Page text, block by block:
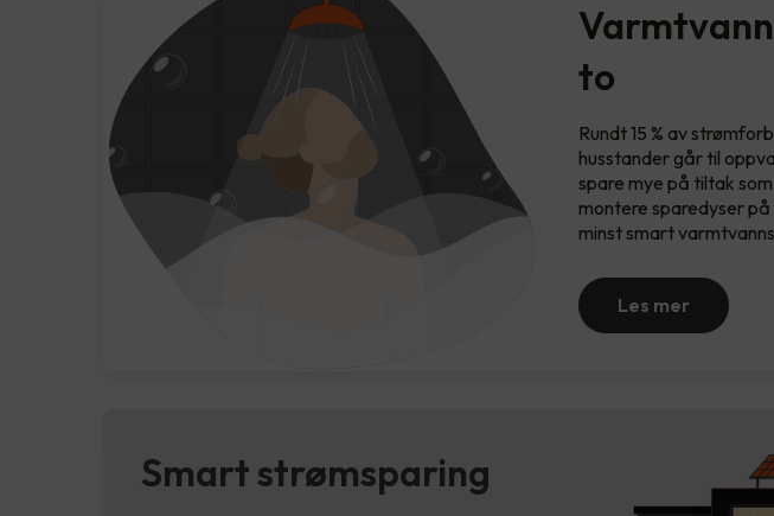
to
Rundt 15 % av
husstander går til
spare mye på tiltak
montere sparedyser
minst smart
Les mer
Smart strømsparing